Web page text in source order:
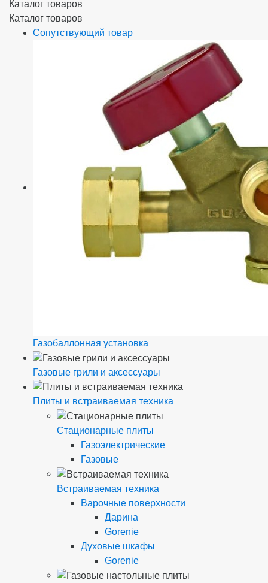
Каталог товаров
Каталог товаров
Сопутствующий товар
Газобаллонная установка
Газовые грили и аксессуары
Плиты и встраиваемая техника
Стационарные плиты
Газоэлектрические
Газовые
Встраиваемая техника
Варочные поверхности
Дарина
Gorenie
Духовые шкафы
Gorenie